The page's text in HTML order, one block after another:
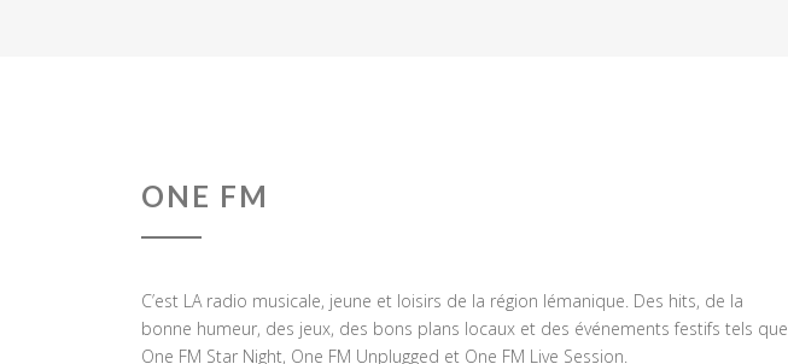
ONE FM
C’est LA radio musicale, jeune et loisirs de la région lémanique. Des hits, de la
bonne humeur, des jeux, des bons plans locaux et des événements festifs tels que
One FM Star Night, One FM Unplugged et One FM Live Session.